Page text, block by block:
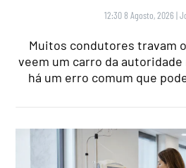
12:30 8 Agosto, 2026 |
Muitos condutores travam
veem um carro da autoridade
há um erro comum que